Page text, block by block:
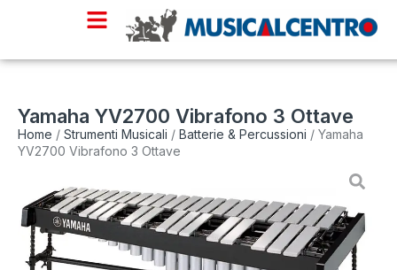
Yamaha YV2700 Vibrafono 3 Ottave
Home / Strumenti Musicali / Batterie & Percussioni / Yamaha
YV2700 Vibrafono 3 Ottave